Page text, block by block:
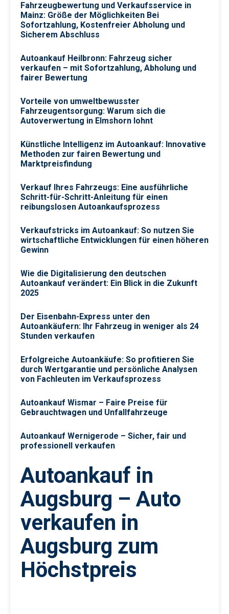
Fahrzeugbewertung und Verkaufsservice in
Mainz: Größe der Möglichkeiten Bei
Sofortzahlung, Kostenfreier Abholung und
Sicherem Abschluss
Autoankauf Heilbronn: Fahrzeug sicher
verkaufen – mit Sofortzahlung, Abholung und
fairer Bewertung
Vorteile von umweltbewusster
Fahrzeugentsorgung: Warum sich die
Autoverwertung in Elmshorn lohnt
Künstliche Intelligenz im Autoankauf: Innovative
Methoden zur fairen Bewertung und
Marktpreisfindung
Verkauf Ihres Fahrzeugs: Eine ausführliche
Schritt-für-Schritt-Anleitung für einen
reibungslosen Autoankaufsprozess
Verkaufstricks im Autoankauf: So nutzen Sie
wirtschaftliche Entwicklungen für einen höheren
Gewinn
Wie die Digitalisierung den deutschen
Autoankauf verändert: Ein Blick in die Zukunft
2025
Der Eisenbahn-Express unter den
Autoankäufern: Ihr Fahrzeug in weniger als 24
Stunden verkaufen
Erfolgreiche Autoankäufe: So profitieren Sie
durch Wertgarantie und persönliche Analysen
von Fachleuten im Verkaufsprozess
Autoankauf Wismar – Faire Preise für
Gebrauchtwagen und Unfallfahrzeuge
Autoankauf Wernigerode – Sicher, fair und
professionell verkaufen
Autoankauf in
Augsburg – Auto
verkaufen in
Augsburg zum
Höchstpreis